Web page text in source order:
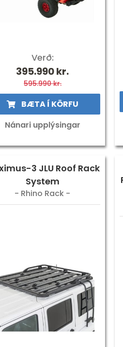
Verð:
595.990kr.
Original
price
was:
595.990 kr..
395.990kr.
Current
price
is:
395.990 kr..
BÆTA Í KÖRFU
Nánari upplýsingar
3 JLU Roof Rack
System
- Rhino Rack -